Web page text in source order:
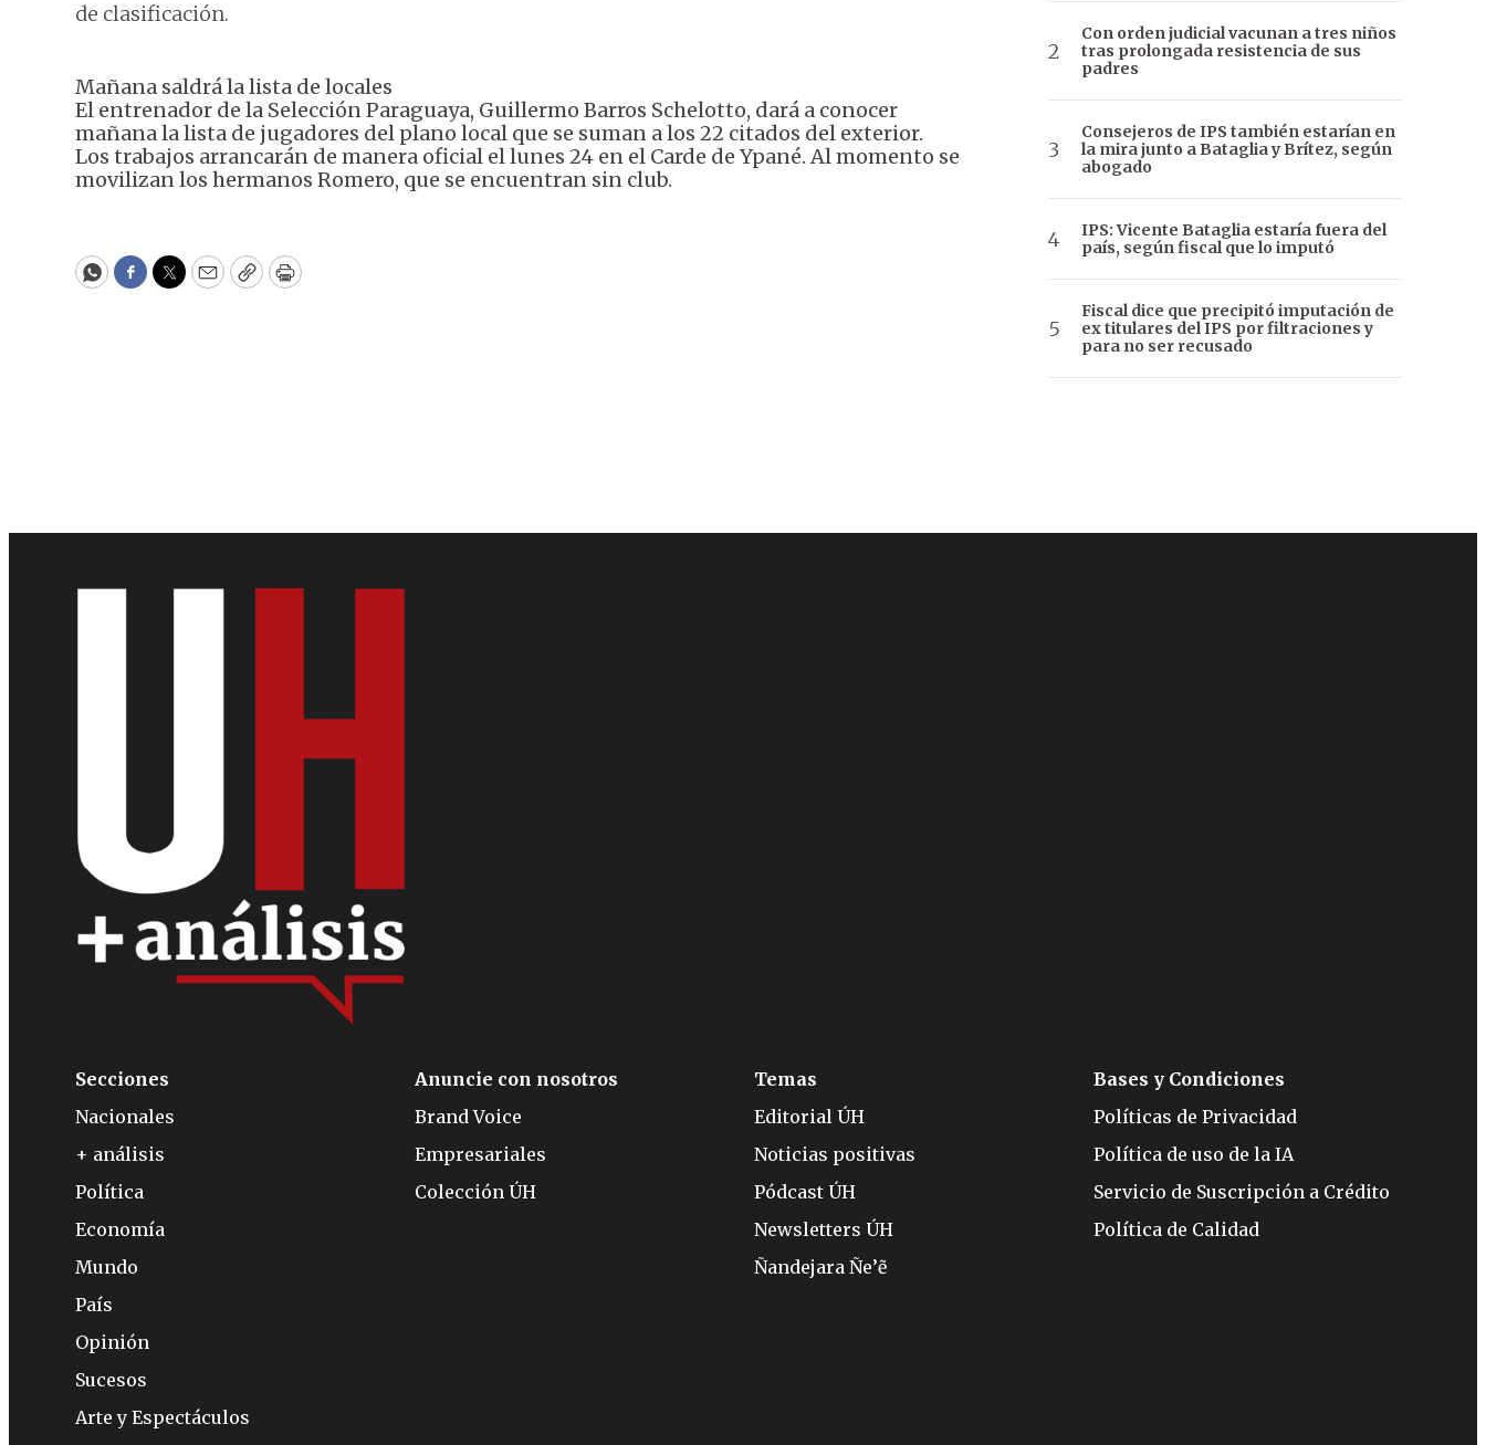
de clasificación.
Mañana saldrá la lista de locales
El entrenador de la Selección Paraguaya, Guillermo Barros Schelotto, dará a conocer
mañana la lista de jugadores del plano local que se suman a los 22 citados del exterior.
Los trabajos arrancarán de manera oficial el lunes 24 en el Carde de Ypané. Al momento se
movilizan los hermanos Romero, que se encuentran sin club.
WhatsApp
Facebook
Twitter
EmailCopyPrint
Con orden judicial vacunan a tres niños
tras prolongada resistencia de sus
padres
Consejeros de IPS también estarían en
la mira junto a Bataglia y Brítez, según
abogado
IPS: Vicente Bataglia estaría fuera del
país, según fiscal que lo imputó
Fiscal dice que precipitó imputación de
ex titulares del IPS por filtraciones y
para no ser recusado
Secciones
Nacionales
+ análisis
Política
Economía
Mundo
País
Opinión
Sucesos
Arte y Espectáculos
Anuncie con nosotros
Brand Voice
Empresariales
Colección ÚH
Temas
Editorial ÚH
Noticias positivas
Pódcast ÚH
Newsletters ÚH
Ñandejara Ñe’ẽ
Bases y Condiciones
Políticas de Privacidad
Política de uso de la IA
Servicio de Suscripción a Crédito
Política de Calidad